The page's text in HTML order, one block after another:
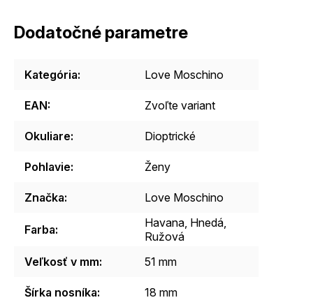
Dodatočné parametre
Kategória: Love Moschino
EAN: Zvoľte variant
Okuliare: Dioptrické
Pohlavie: Ženy
Značka: Love Moschino
Farba:
Havana, Hnedá,
Ružová
Veľkosť v mm: 51 mm
Šírka nosníka: 18 mm